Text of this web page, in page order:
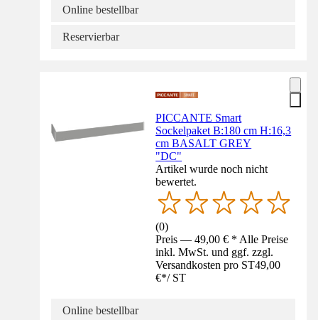
Online bestellbar
Reservierbar
PICCANTE Smart
Sockelpaket B:180 cm H:16,3
cm BASALT GREY
"DC"
Artikel wurde noch nicht
bewertet.
(0)
Preis — 49,00 € * Alle Preise
inkl. MwSt. und ggf. zzgl.
Versandkosten pro ST49,00
€*/ ST
Online bestellbar